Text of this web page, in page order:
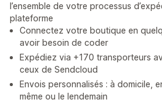
l’ensemble de votre processus
plateforme
Connectez votre boutique en
avoir besoin de coder
Expédiez via +170 transporteurs
ceux de Sendcloud
Envois personnalisés : à domicile,
même ou le lendemain